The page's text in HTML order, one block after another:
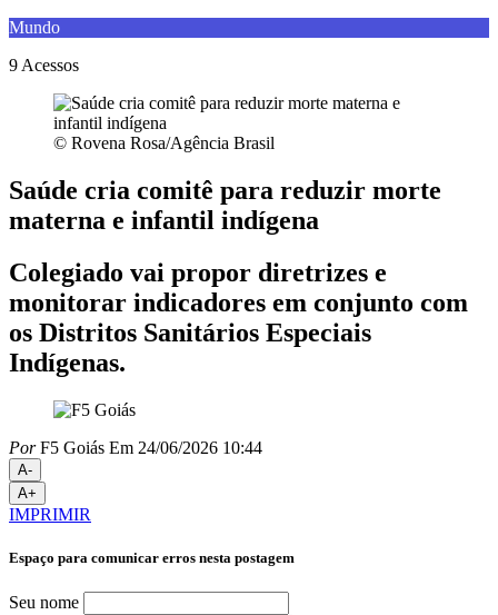
Mundo
9 Acessos
© Rovena Rosa/Agência Brasil
Saúde cria comitê para reduzir morte
materna e infantil indígena
Colegiado vai propor diretrizes e
monitorar indicadores em conjunto com
os Distritos Sanitários Especiais
Indígenas.
PorF5 Goiás Em 24/06/2026 10:44
A-
A+
IMPRIMIR
Espaço para comunicar erros nesta postagem
Seu nome